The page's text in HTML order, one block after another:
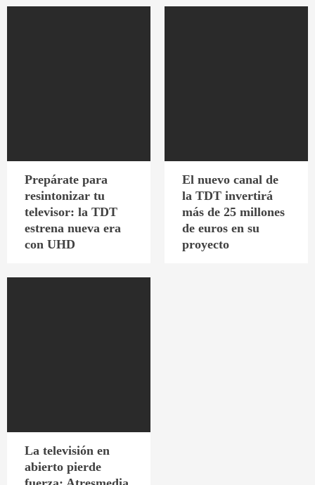
Prepárate para
resintonizar tu
televisor: la TDT
estrena nueva era
con UHD
El nuevo canal de
la TDT invertirá
más de 25 millones
de euros en su
proyecto
La televisión en
abierto pierde